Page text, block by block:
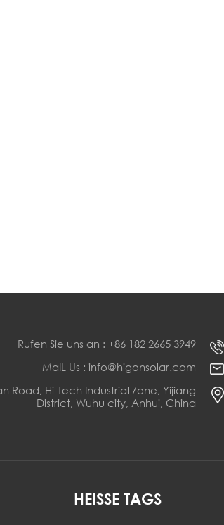
Rufen Sie uns an : +86 182 2665 3949
MaIL Us : info@higonsolar.com
Road, Hi-Tech Industrial Zone, Yijiang
District, Wuhu city, Anhui, China
HEISSE TAGS